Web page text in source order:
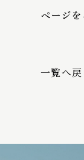
ページを
一覧へ戻